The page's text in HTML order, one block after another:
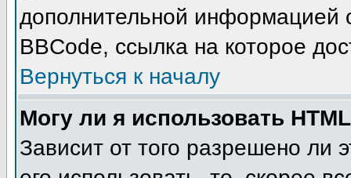
дополнительной информацией
BBCode, ссылка на которое
Вернуться к началу
Могу ли я использовать
Зависит от того разрешено ли